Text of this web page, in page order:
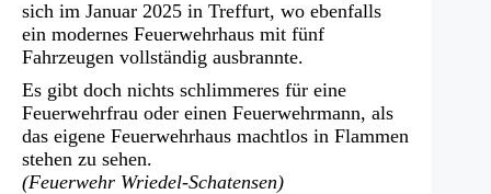
sich im Januar 2025 in Treffurt, wo ebenfalls
ein modernes Feuerwehrhaus mit fünf
Fahrzeugen vollständig ausbrannte.
Es gibt doch nichts schlimmeres für eine
Feuerwehrfrau oder einen Feuerwehrmann, als
das eigene Feuerwehrhaus machtlos in Flammen
stehen zu sehen.
(Feuerwehr Wriedel-Schatensen)